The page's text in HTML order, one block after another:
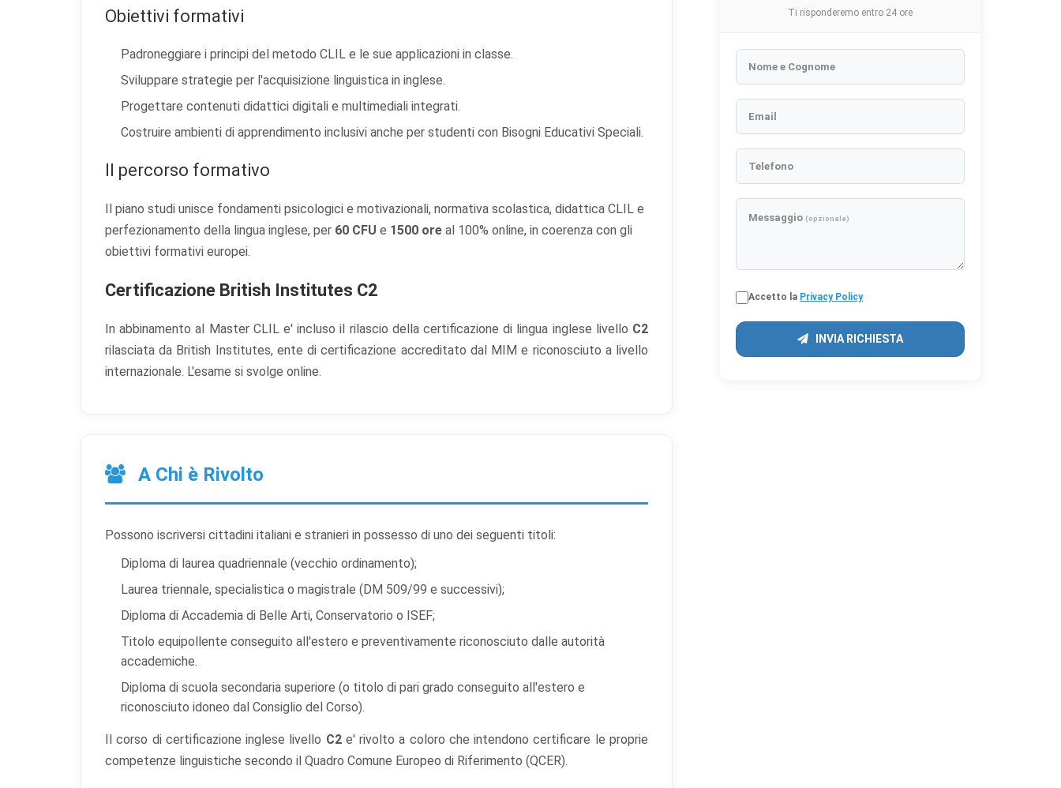
Obiettivi formativi
Padroneggiare i principi del metodo CLIL e le sue applicazioni in classe.
Sviluppare strategie per l'acquisizione linguistica in inglese.
Progettare contenuti didattici digitali e multimediali integrati.
Costruire ambienti di apprendimento inclusivi anche per studenti con Bisogni Educativi Speciali.
Il percorso formativo
Il piano studi unisce fondamenti psicologici e motivazionali, normativa scolastica, didattica CLIL e
perfezionamento della lingua inglese, per 60 CFU e 1500 ore al 100% online, in coerenza con gli
obiettivi formativi europei.
Certificazione British Institutes C2
In abbinamento al Master CLIL e' incluso il rilascio della certificazione di lingua inglese livello C2
rilasciata da British Institutes, ente di certificazione accreditato dal MIM e riconosciuto a livello
internazionale. L'esame si svolge online.
A Chi è Rivolto
Possono iscriversi cittadini italiani e stranieri in possesso di uno dei seguenti titoli:
Diploma di laurea quadriennale (vecchio ordinamento);
Laurea triennale, specialistica o magistrale (DM 509/99 e successivi);
Diploma di Accademia di Belle Arti, Conservatorio o ISEF;
Titolo equipollente conseguito all'estero e preventivamente riconosciuto dalle autorità
accademiche.
Diploma di scuola secondaria superiore (o titolo di pari grado conseguito all'estero e
riconosciuto idoneo dal Consiglio del Corso).
Il corso di certificazione inglese livello C2e' rivolto a coloro che intendono certificare le proprie
competenze linguistiche secondo il Quadro Comune Europeo di Riferimento (QCER).
Ti risponderemo entro 24 ore
Nome e Cognome
Email
Telefono
Messaggio (opzionale)
Accetto la Privacy Policy
INVIA RICHIESTA
Preferenze cookie
Scegli quali categorie di cookie vuoi accettare. I cookie necessari sono sempre attivi perché
indispensabili al funzionamento del sito.
Cookie necessari Sempre attivi
Cookie di preferenze
Permettono al sito di ricordare scelte che modificano l'aspetto o il comportamento (es. lingua,
layout).